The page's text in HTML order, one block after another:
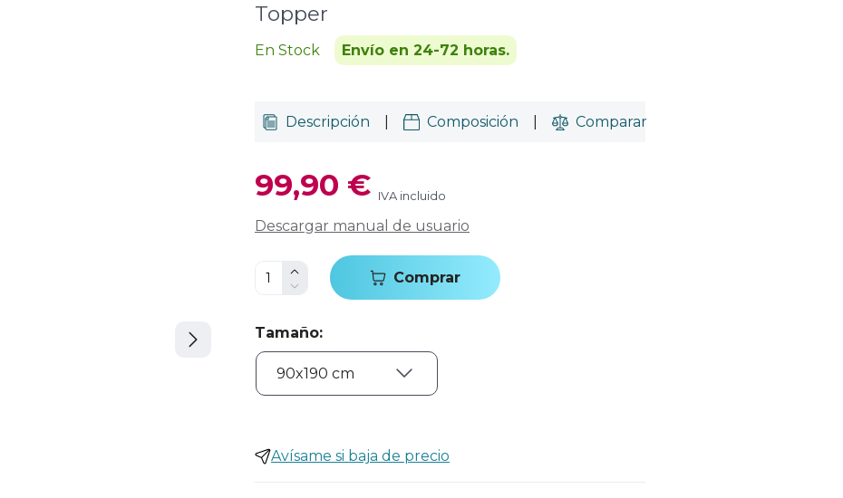
Topper
En Stock Envío en 24-72 horas.
Descripción Composición Comparar
99,90 € IVA incluido
Descargar manual de usuario
Comprar
Tamaño:
Avísame si baja de precio